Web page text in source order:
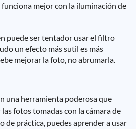
mejor con la iluminación de
puede ser tentador usar el filtro
un efecto más sutil es más
mejorar la foto, no abrumarla.
una herramienta poderosa que
fotos tomadas con la cámara de
de práctica, puedes aprender a usar